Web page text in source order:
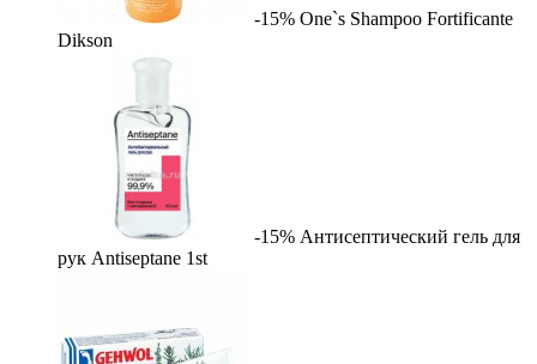
-15% One`s Shampoo Fortificante
Dikson
-15% Антисептический гель для
рук Antiseptane 1st